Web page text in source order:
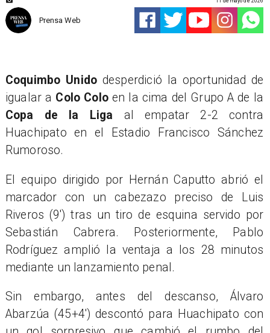
Prensa Web
Coquimbo Unido desperdició la oportunidad de
igualar a Colo Coloen la cima del Grupo A de la
Copa de la Liga al empatar 2-2 contra
Huachipato en el Estadio Francisco Sánchez
Rumoroso.
El equipo dirigido por Hernán Caputto abrió el
marcador con un cabezazo preciso de Luis
Riveros (9′) tras un tiro de esquina servido por
Sebastián Cabrera. Posteriormente, Pablo
Rodríguez amplió la ventaja a los 28 minutos
mediante un lanzamiento penal.
Sin embargo, antes del descanso, Álvaro
Abarzúa (45+4′) descontó para Huachipato con